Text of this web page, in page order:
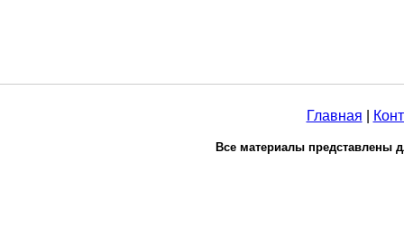
Главная
Все материалы представлены